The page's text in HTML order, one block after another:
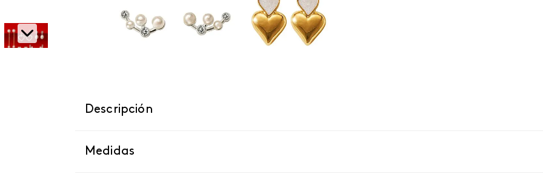
Descripción
Medidas